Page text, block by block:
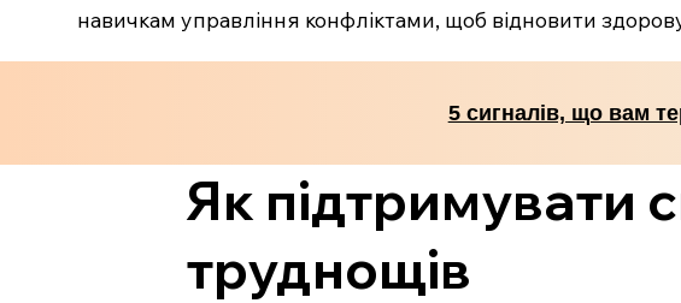
навичкам управління конфліктами, щоб відновити
5 сигналів, що вам
Як підтримувати
труднощів